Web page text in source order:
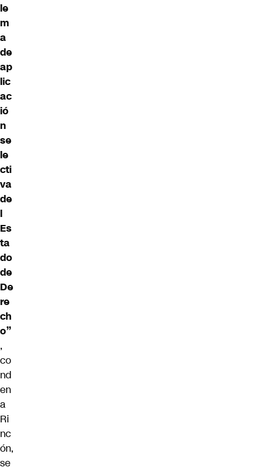
le
m
a
de
ap
lic
ac
ió
n
se
le
cti
va
de
l
Es
ta
do
de
De
re
ch
o”
,
co
nd
en
a
Ri
nc
ón,
se